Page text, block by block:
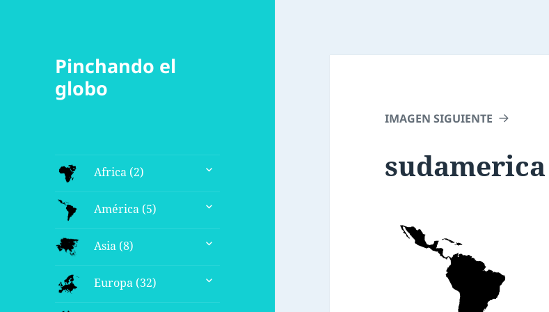
Pinchando el
globo
Africa (2)
expande
menú
inferior
América (5)
expande
menú
inferior
Asia (8)
expande
menú
inferior
Europa (32)
expande
menú
IMAGEN SIGUIENTE
sudamerica